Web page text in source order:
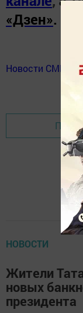
«Дзен».
Новости СМИ2
НОВОСТИ
Жители
новых
президента